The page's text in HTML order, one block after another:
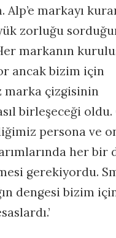
Alp’e markayı
zorluğu
markanın
ancak bizim için
marka çizgisinin
birleşeceği
persona ve
her bir
gerekiyordu.
dengesi bizim